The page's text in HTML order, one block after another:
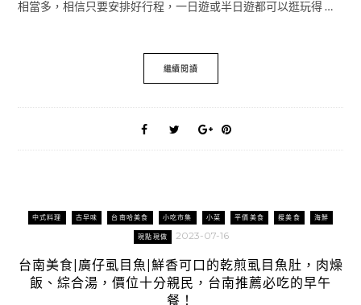
相當多，相信只要安排好行程，一日遊或半日遊都可以逛玩得 …
繼續閱讀
中式料理 古早味 台南哈美食 小吃市集 小菜 平價美食 搜美食 海鮮
現點現做 2023-07-16
台南美食|廣仔虱目魚|鮮香可口的乾煎虱目魚肚，肉燥
飯、綜合湯，價位十分親民，台南推薦必吃的早午
餐！